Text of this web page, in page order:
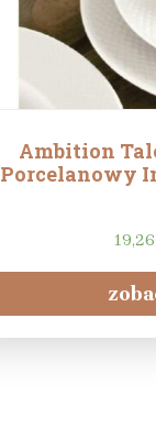
Ambition
Porcelanowy
19,26